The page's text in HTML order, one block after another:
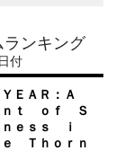
ランキング
付
ＥＡＲ：Ａ
ｎｔ ｏｆ Ｓ
ｎｅｓｓ ｉ
Ｔｈｏｒｎ